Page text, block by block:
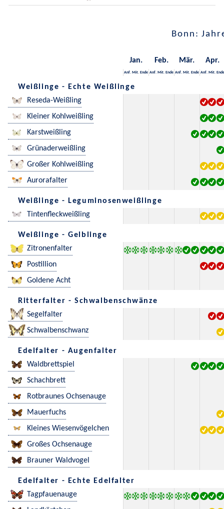
Bonn:
Jan. Feb. Mär. Apr.
Anf. Mit. Ende Anf. Mit. Ende Anf. Mit. Ende Anf. Mit. Ende
Weißlinge - Echte Weißlinge
Reseda-Weißling
Kleiner Kohlweißling
Karstweißling
Grünaderweißling
Großer Kohlweißling
Aurorafalter
Weißlinge - Leguminosenweißlinge
Tintenfleckweißling
Weißlinge - Gelblinge
Zitronenfalter
Postillion
Goldene Acht
Ritterfalter - Schwalbenschwänze
Segelfalter
Schwalbenschwanz
Edelfalter - Augenfalter
Waldbrettspiel
Schachbrett
Rotbraunes Ochsenauge
Mauerfuchs
Kleines Wiesenvögelchen
Großes Ochsenauge
Brauner Waldvogel
Edelfalter - Echte Edelfalter
Tagpfauenauge